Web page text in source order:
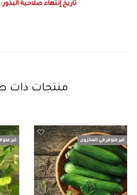
تاريخ إنتهاء صلاحية البذور: 11/
منتجات ذات
غير متوفر في المخزون غير